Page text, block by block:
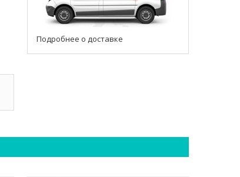
Подробнее о доставке